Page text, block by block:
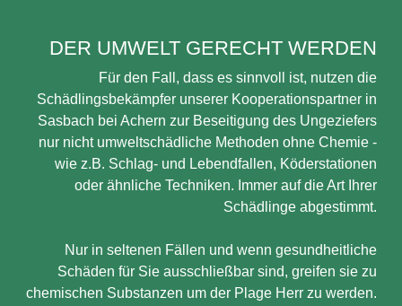
DER UMWELT GERECHT WERDEN
Für den Fall, dass es sinnvoll ist, nutzen die
Schädlingsbekämpfer unserer Kooperationspartner in
Sasbach bei Achern zur Beseitigung des Ungeziefers
nur nicht umweltschädliche Methoden ohne Chemie -
wie z.B. Schlag- und Lebendfallen, Köderstationen
oder ähnliche Techniken. Immer auf die Art Ihrer
Schädlinge abgestimmt.
Nur in seltenen Fällen und wenn gesundheitliche
Schäden für Sie ausschließbar sind, greifen sie zu
chemischen Substanzen um der Plage Herr zu werden.